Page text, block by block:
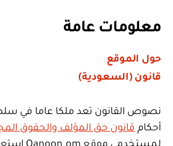
معلومات عامة
حول الموقع
قانون (السعودية)
نصوص القانون تعد ملكا عاما في
أحكام قانون حق المؤلف والحقوق